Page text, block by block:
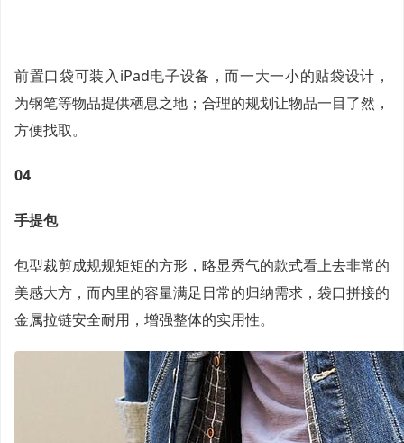
前置口袋可装入iPad电子设备，而一大一小的贴袋设计，
为钢笔等物品提供栖息之地；合理的规划让物品一目了然，
方便找取。
04
手提包
包型裁剪成规规矩矩的方形，略显秀气的款式看上去非常的
美感大方，而内里的容量满足日常的归纳需求，袋口拼接的
金属拉链安全耐用，增强整体的实用性。